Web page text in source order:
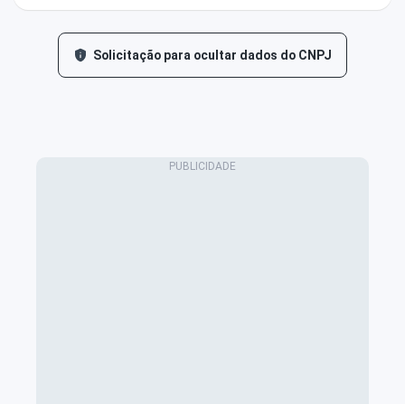
Solicitação para ocultar dados do CNPJ